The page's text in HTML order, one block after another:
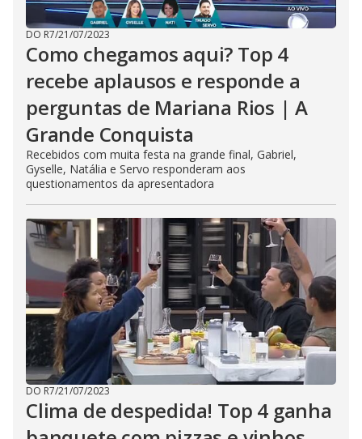
DO R7/21/07/2023
Como chegamos aqui? Top 4
recebe aplausos e responde a
perguntas de Mariana Rios | A
Grande Conquista
Recebidos com muita festa na grande final, Gabriel,
Gyselle, Natália e Servo responderam aos
questionamentos da apresentadora
DO R7/21/07/2023
Clima de despedida! Top 4 ganha